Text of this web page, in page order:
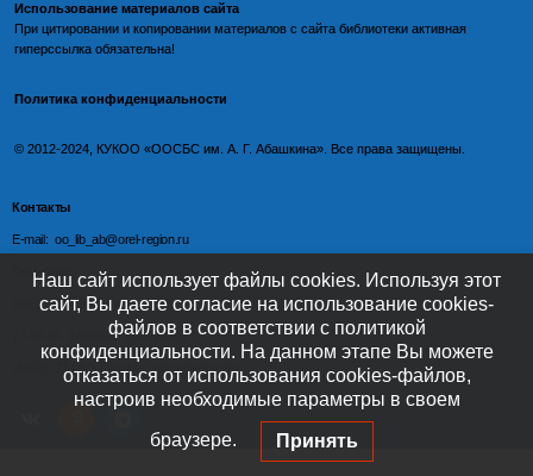
Использование материалов сайта
При цитировании и копировании материалов с сайта библиотеки активная
гиперссылка обязательна!
Политика конфиденциальности
©️ 2012-2024, КУКОО «ООСБС им. А. Г. Абашкина». Все права защищены.
Контакты
E-mail: oo_lib_ab@orel-region.ru
Телефон:
(4862) 77-09-75 (директор),
77-08-54 (главный бухгалтер),
Наш сайт использует файлы cookies. Используя этот
сайт, Вы даете согласие на использование cookies-
файлов в соответствии с политикой
конфиденциальности. На данном этапе Вы можете
отказаться от использования cookies-файлов,
настроив необходимые параметры в своем
браузере. Принять